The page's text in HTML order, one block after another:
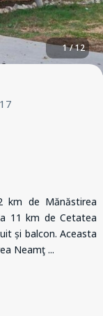
1 / 12
km de Mănăstirea
11 km de Cetatea
și balcon. Aceasta
Neamţ ...